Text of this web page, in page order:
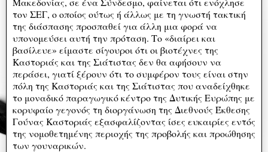
τον ΣΕΓ, ο οποίος ούτως ή άλλως με τη γνωστή τακτική
της διάσπασης προσπαθεί για άλλη μια φορά να
υπονομεύσει αυτή την πρόταση. Το «διαίρει και
βασίλευε» είμαστε σίγουροι ότι οι βιοτέχνες της
Καστοριάς και της Σιάτιστας δεν θα αφήσουν να
περάσει, γιατί ξέρουν ότι το συμφέρον τους είναι στην
πόλη της Καστοριάς και της Σιάτιστας που αναδείχθηκε
το μοναδικό παραγωγικό κέντρο της Δυτικής Ευρώπης με
κορυφαίο γεγονός τη διοργάνωση της Διεθνούς Έκθεσης
Γούνας Καστοριάς εξασφαλίζοντας ίσες ευκαιρίες εντός
της νομοθετημένης περιοχής της προβολής και προώθησης
των γουναρικών.